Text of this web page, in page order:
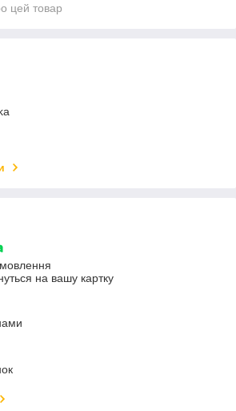
цей товар
на вашу картку